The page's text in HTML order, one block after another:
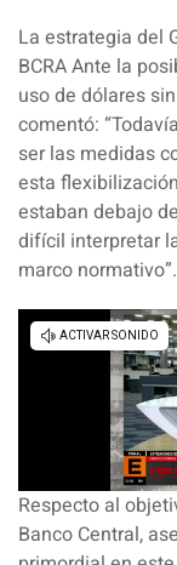
La estrategia del
BCRA Ante la
uso de dólares
comentó:
ser las medidas
esta
estaban debajo
difícil interpretar
marco normativo”.
Respecto al
Banco Central,